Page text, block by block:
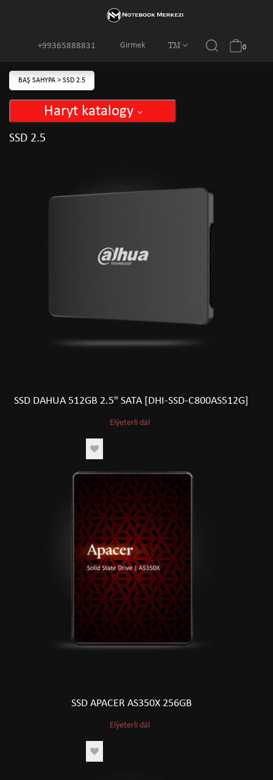
Girmek TM
+99365888831 0
BAŞ SAHYPA > SSD 2.5
Haryt katalogy
SSD 2.5
SSD DAHUA 512GB 2.5" SATA [DHI-SSD-C800AS512G]
Elýeterli däl
SSD APACER AS350X 256GB
Elýeterli däl